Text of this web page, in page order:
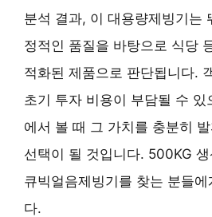
분석 결과, 이 대용량제빙기는
정적인 품질을 바탕으로 식당
적화된 제품으로 판단됩니다.
초기 투자 비용이 부담될 수 있
에서 볼 때 그 가치를 충분히
선택이 될 것입니다. 500KG
큐빅얼음제빙기를 찾는 분들
다.